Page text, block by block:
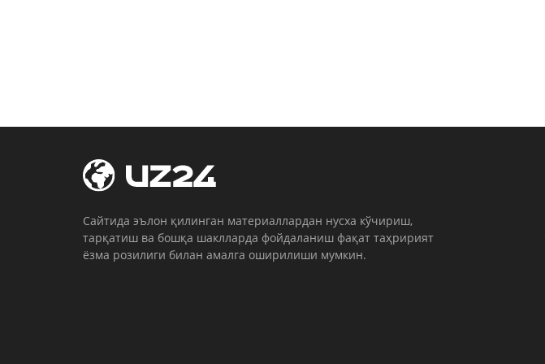
Cайтида эълон қилинган материаллардан нусха кўчириш,
тарқатиш ва бошқа шаклларда фойдаланиш фақат таҳририят
ёзма розилиги билан амалга оширилиши мумкин.